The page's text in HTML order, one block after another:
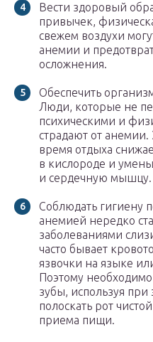
Вести здоровый
привычек,
свежем воздухи
анемии и
осложнения.
Обеспечить
Люди, которые не
психическими и
страдают от анемии.
время отдыха
в кислороде и
и сердечную мышцу.
Соблюдать гигиену
анемией нередко
заболеваниями
часто бывает
язвочки на языке
Поэтому
зубы, используя
полоскать рот
приема пищи.